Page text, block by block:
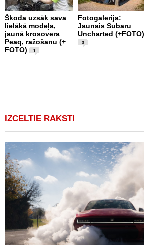
Škoda uzsāk sava
lielākā modeļa,
jaunā krosovera
Peaq, ražošanu (+
FOTO)
1
Fotogalerija:
Jaunais Subaru
Uncharted (+FOTO)
3
IZCELTIE RAKSTI